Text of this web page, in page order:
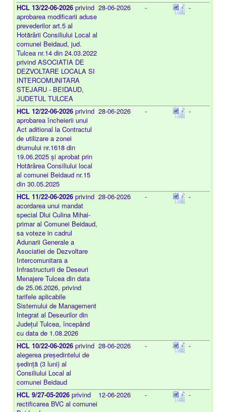
HCL 13/22-06-2026 privind
aprobarea modificarii aduse
prevederilor art.5 al
Hotărârii Consiliului Local al
comunei Beidaud, jud.
Tulcea nr.14 din 24.03.2022
privind ASOCIATIA DE
DEZVOLTARE LOCALA SI
INTERCOMUNITARA
STEJARU - BEIDAUD,
JUDETUL TULCEA
28-06-2026 - -
HCL 12/22-06-2026 privind
aprobarea încheierii unui
Act aditional la Contractul
de utilizare a zonei
drumului nr.1618 din
19.06.2025 și aprobat prin
Hotărârea Consiliului local
al comunei Beidaud nr.15
din 30.05.2025
28-06-2026 - -
HCL 11/22-06-2026 privind
acordarea unui mandat
special Dlui Culina Mihai-
primar al Comunei Beidaud,
sa voteze in cadrul
Adunarii Generale a
Asociatiei de Dezvoltare
Intercomunitara a
Infrastructurii de Deseuri
Menajere Tulcea din data
de 25.06.2026, privind
tarifele aplicabile
Sistemului de Management
Integrat al Deseurilor din
Județul Tulcea, începând
cu data de 1.08.2026
28-06-2026 - -
HCL 10/22-06-2026 privind
alegerea președintelui de
ședință (3 luni) al
Consiliului Local al
comunei Beidaud
28-06-2026 - -
HCL 9/27-05-2026 privind
rectificarea BVC al comunei
12-06-2026 - -